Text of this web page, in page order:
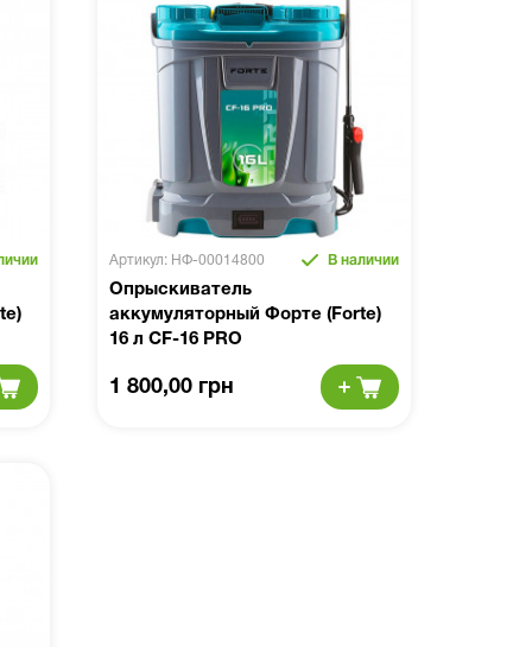
Артикул: НФ-00014800 В наличии
Опрыскиватель
аккумуляторный Форте (Forte)
16 л CF-16 PRO
1 800,00 грн